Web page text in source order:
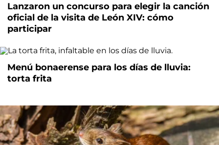
Lanzaron un concurso para elegir la canción
oficial de la visita de León XIV: cómo
participar
Menú bonaerense para los días de lluvia:
torta frita